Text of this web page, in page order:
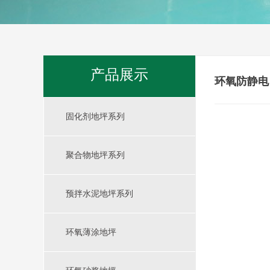
产品展示
固化剂地坪系列
聚合物地坪系列
预拌水泥地坪系列
环氧薄涂地坪
环氧防静